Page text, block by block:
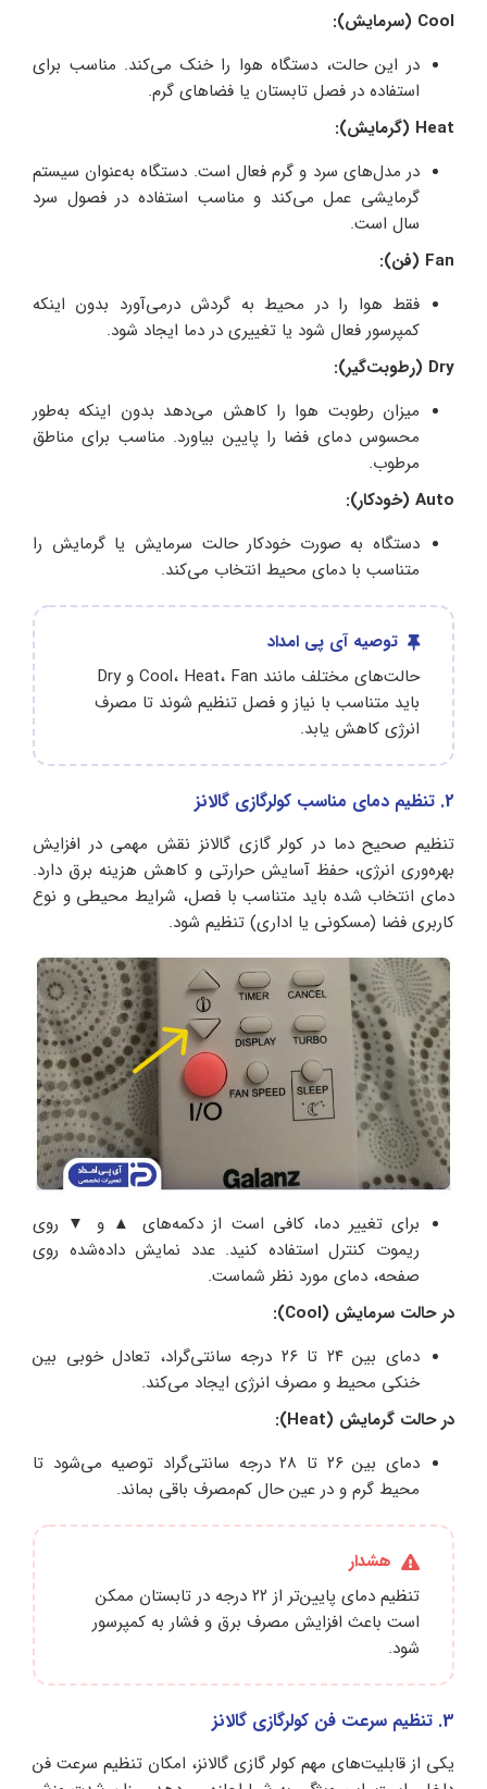
Cool (سرمایش):
در این حالت، دستگاه هوا را خنک می‌کند. مناسب برای
استفاده در فصل تابستان یا فضاهای گرم.
Heat (گرمایش):
در مدل‌های سرد و گرم فعال است. دستگاه به‌عنوان سیستم
گرمایشی عمل می‌کند و مناسب استفاده در فصول سرد
سال است.
Fan (فن):
فقط هوا را در محیط به گردش درمی‌آورد بدون اینکه
کمپرسور فعال شود یا تغییری در دما ایجاد شود.
Dry (رطوبت‌گیر):
میزان رطوبت هوا را کاهش می‌دهد بدون اینکه به‌طور
محسوس دمای فضا را پایین بیاورد. مناسب برای مناطق
مرطوب.
Auto (خودکار):
دستگاه به‌ صورت خودکار حالت سرمایش یا گرمایش را
متناسب با دمای محیط انتخاب می‌کند.
توصیه آی پی امداد
حالت‌های مختلف مانند Cool، Heat، Fan و Dry
باید متناسب با نیاز و فصل تنظیم شوند تا مصرف
انرژی کاهش یابد.
2. تنظیم دمای مناسب کولرگازی گالانز
تنظیم صحیح دما در کولر گازی گالانز نقش مهمی در افزایش
بهره‌وری انرژی، حفظ آسایش حرارتی و کاهش هزینه برق دارد.
دمای انتخاب‌ شده باید متناسب با فصل، شرایط محیطی و نوع
کاربری فضا (مسکونی یا اداری) تنظیم شود.
برای تغییر دما، کافی است از دکمه‌های ▲ و ▼ روی
ریموت کنترل استفاده کنید. عدد نمایش داده‌شده روی
صفحه، دمای مورد نظر شماست.
در حالت سرمایش (Cool):
دمای بین ۲۴ تا ۲۶ درجه سانتی‌گراد، تعادل خوبی بین
خنکی محیط و مصرف انرژی ایجاد می‌کند.
در حالت گرمایش (Heat):
دمای بین ۲۶ تا ۲۸ درجه سانتی‌گراد توصیه می‌شود تا
محیط گرم و در عین حال کم‌مصرف باقی بماند.
هشدار
تنظیم دمای پایین‌تر از ۲۲ درجه در تابستان ممکن
است باعث افزایش مصرف برق و فشار به کمپرسور
شود.
3. تنظیم سرعت فن کولرگازی گالانز
یکی از قابلیت‌های مهم کولر گازی گالانز، امکان تنظیم سرعت فن